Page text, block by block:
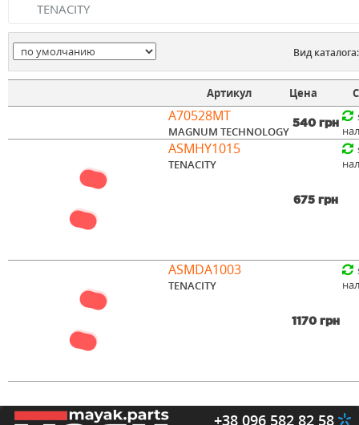
TENACITY
Вид каталога:
Артикул Цена
A70528MT
MAGNUM TECHNOLOGY
540 грн
ASMHY1015
TENACITY
675 грн
ASMDA1003
TENACITY
1170 грн
+38 096 582 82 58